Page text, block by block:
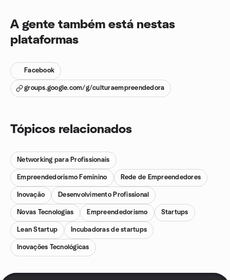
A gente também está nestas
plataformas
Facebook
groups.google.com/g/culturaempreendedora
Tópicos relacionados
Networking para Profissionais
Empreendedorismo Feminino Rede de Empreendedores
Inovação Desenvolvimento Profissional
Novas Tecnologias Empreendedorismo Startups
Lean Startup Incubadoras de startups
Inovações Tecnológicas